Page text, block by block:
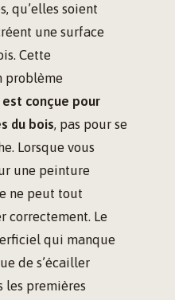
qu’elles soient
une surface
Cette
problème
conçue pour
du bois, pas pour se
Lorsque vous
une peinture
ne peut tout
correctement. Le
qui manque
de s’écailler
les premières